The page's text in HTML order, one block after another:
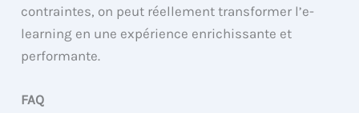
contraintes, on peut réellement transformer l’e-
learning en une expérience enrichissante et
performante.
FAQ